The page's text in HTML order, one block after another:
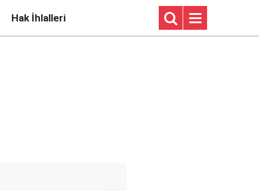
Hak İhlalleri